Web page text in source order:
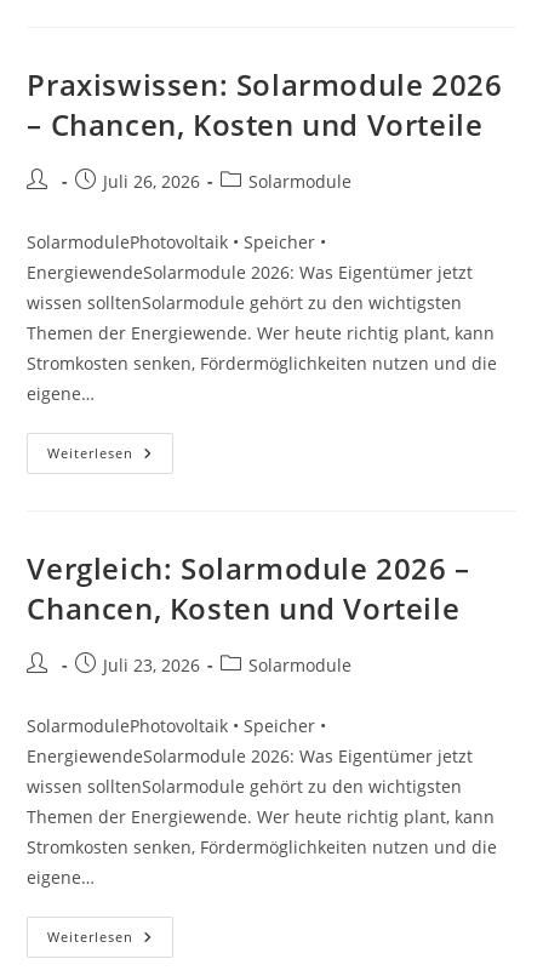
Und
Vorteile
Praxiswissen: Solarmodule 2026
– Chancen, Kosten und Vorteile
Beitrags-BeitragJuli 26, 2026
Beitrags-
Solarmodule
SolarmodulePhotovoltaik • Speicher •
EnergiewendeSolarmodule 2026: Was Eigentümer jetzt
wissen solltenSolarmodule gehört zu den wichtigsten
Themen der Energiewende. Wer heute richtig plant, kann
Stromkosten senken, Fördermöglichkeiten nutzen und die
eigene…
Weiterlesen Praxiswissen:
Solarmodule
Und
Vorteile
Vergleich: Solarmodule 2026 –
Chancen, Kosten und Vorteile
Beitrags-BeitragJuli 23, 2026
Beitrags-
Solarmodule
SolarmodulePhotovoltaik • Speicher •
EnergiewendeSolarmodule 2026: Was Eigentümer jetzt
wissen solltenSolarmodule gehört zu den wichtigsten
Themen der Energiewende. Wer heute richtig plant, kann
Stromkosten senken, Fördermöglichkeiten nutzen und die
eigene…
Weiterlesen Vergleich:
Solarmodule